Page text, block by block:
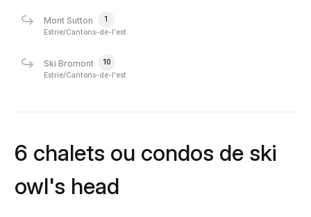
Mont Sutton
1
Estrie/Cantons-de-l'est
Ski Bromont
10
Estrie/Cantons-de-l'est
6 chalets ou condos de ski
owl's head